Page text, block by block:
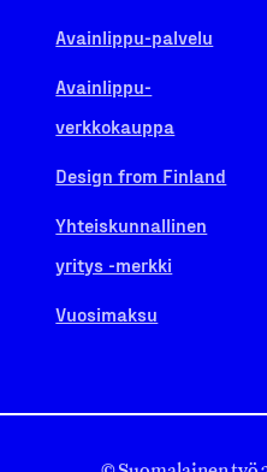
Avainlippu-palvelu
Avainlippu-
verkkokauppa
Design from Finland
Yhteiskunnallinen
yritys -merkki
Vuosimaksu